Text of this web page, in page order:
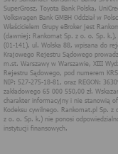
siedzibą w Warszawie
przedsiębiorców
przez Sąd
Wydział
numerem KRS
oraz REGON:
na swoich stronach
Zasady
użytkownika w
ze stron
Każdy użytkownik